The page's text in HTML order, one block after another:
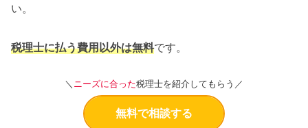
い。
税理士に払う費用以外は無料です。
＼ ニーズに合った税理士を紹介してもらう／
無料で相談する